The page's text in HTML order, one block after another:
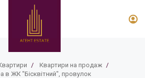
/ Квартири на продаж /
в ЖК "Бісквітний", провулок